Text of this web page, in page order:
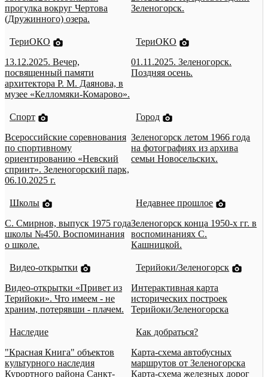
прогулка вокруг Чертова
(Дружинного) озера.
Зеленогорск.
ТериОКО
13.12.2025. Вечер,
посвященный памяти
архитектора Р. М. Даянова, в
музее «Келломяки-Комарово».
ТериОКО
01.11.2025. Зеленогорск.
Поздняя осень.
Спорт
Всероссийские соревнования
по спортивному
ориентированию «Невский
спринт». Зеленогорский парк,
06.10.2025 г.
Город
Зеленогорск летом 1966 года
на фотографиях из архива
семьи Новосельских.
Школы
С. Смирнов, выпуск 1975 года
школы №450. Воспоминания
о школе.
Недавнее прошлое
Зеленогорск конца 1950-х гг. в
воспоминаниях С.
Кашницкой.
Видео-открытки
Видео-открытки «Привет из
Терийоки». Что имеем - не
храним, потерявши - плачем.
Терийоки/Зеленогорск
Интерактивная карта
исторических построек
Терийоки/Зеленогорска
Наследие
"Красная Книга" объектов
культурного наследия
Курортного района Санкт-
Как добраться?
Карта-схема автобусных
маршрутов от Зеленогорска
Карта-схема железных дорог